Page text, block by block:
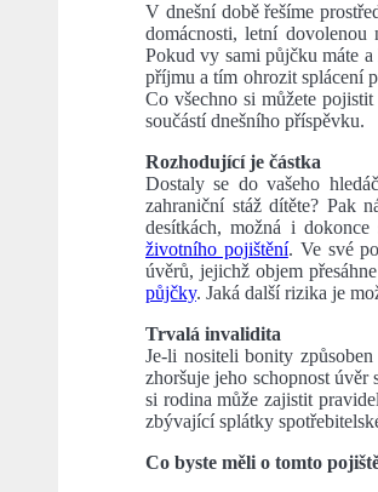
V dnešní době řešíme
domácnosti, letní
Pokud vy sami půjčku máte
příjmu a tím ohrozit splácení
Co všechno si můžete
součástí dnešního příspěvku.
Rozhodující je částka
Dostaly se do vašeho
zahraniční stáž dítěte? Pak
desítkách, možná i
životního pojištění. Ve své
úvěrů, jejichž objem přesáhne
půjčky. Jaká další rizika je
Trvalá invalidita
Je-li nositeli bonity způsoben
zhoršuje jeho schopnost
si rodina může zajistit
zbývající splátky
Co byste měli o tomto